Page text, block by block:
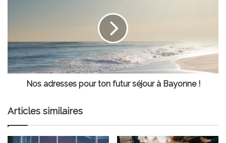
séjour
à
Bayonne
!
Nos adresses pour ton futur séjour à Bayonne !
Articles similaires